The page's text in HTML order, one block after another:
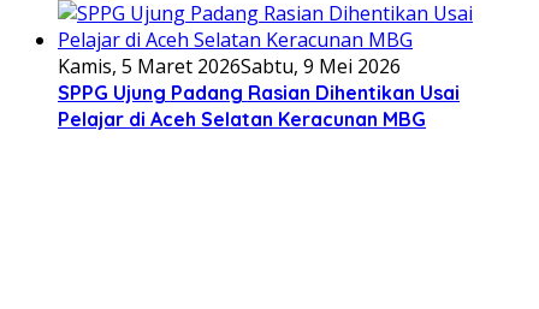
Kamis, 5 Maret 2026Sabtu, 9 Mei 2026
SPPG Ujung Padang Rasian Dihentikan Usai
Pelajar di Aceh Selatan Keracunan MBG